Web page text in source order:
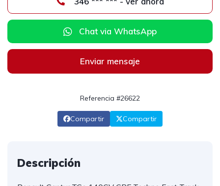
Chat via WhatsApp
Enviar mensaje
Referencia #26622
Compartir Compartir
Descripción